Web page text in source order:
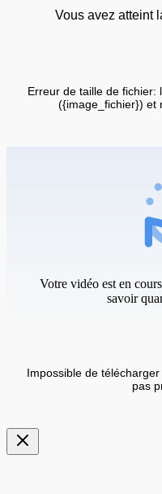
Vous avez atteint
Erreur de taille de fichier:
({image_fichier}) et
Votre vidéo est en
savoir
Impossible de
pas